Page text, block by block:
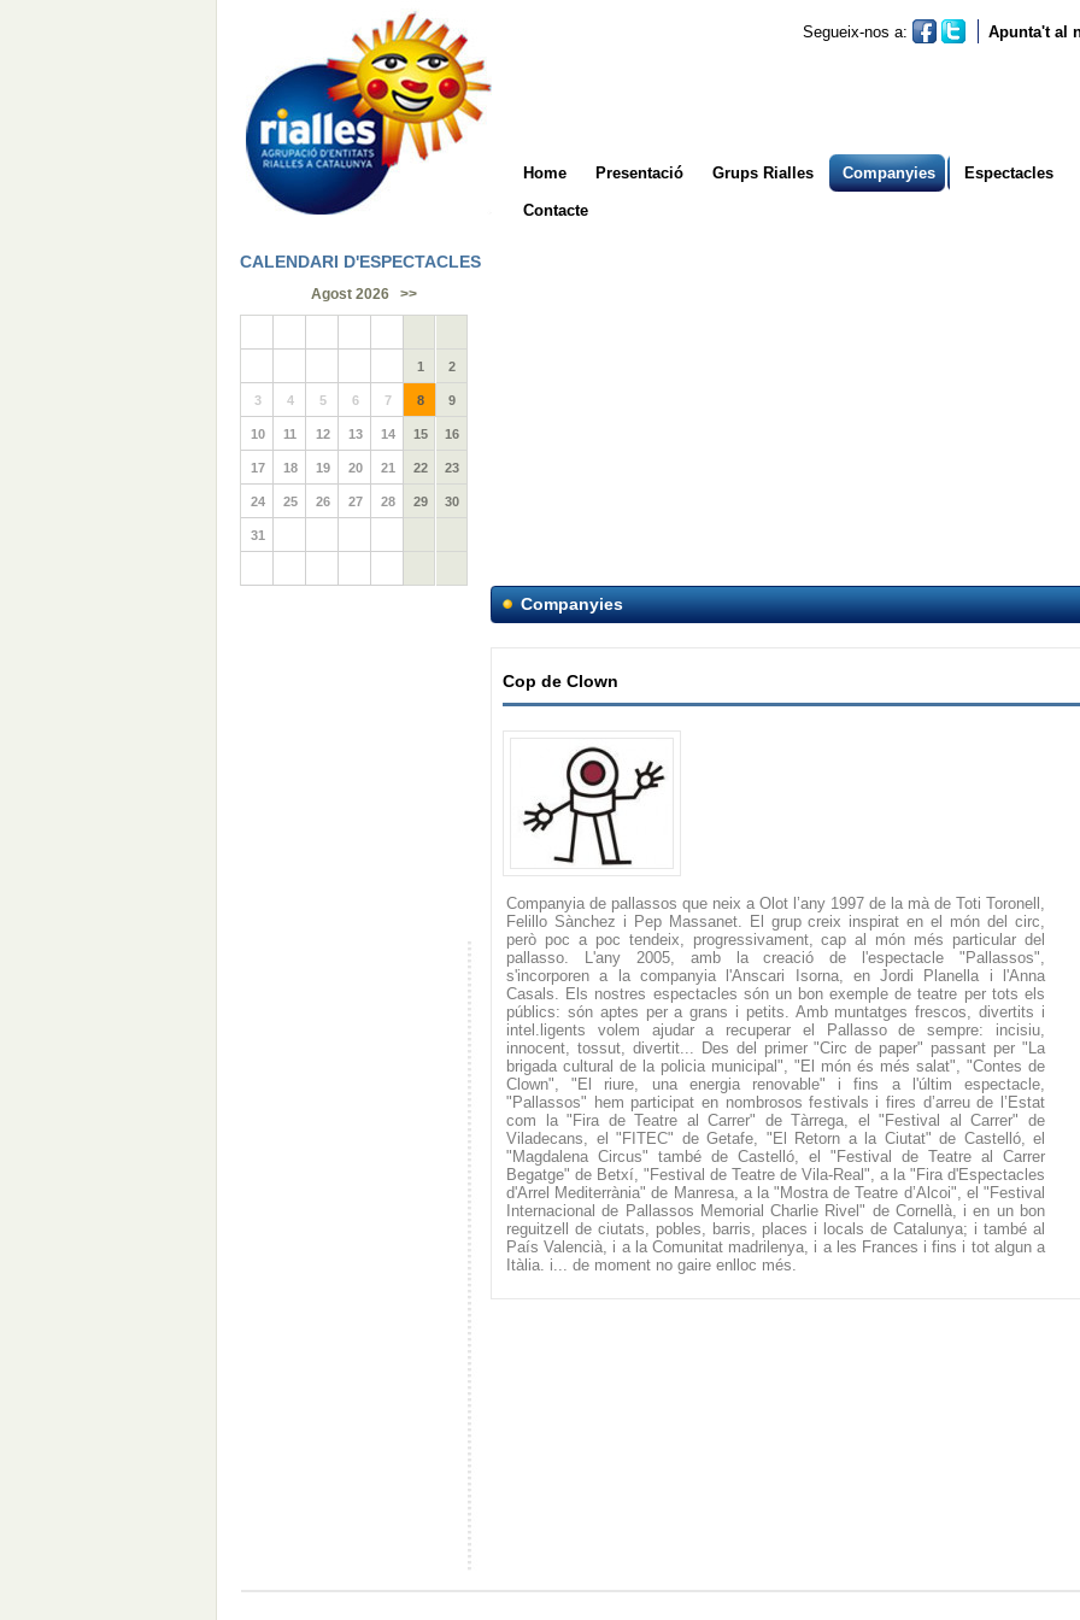
Segueix-nos a: Apunta't al
Home Presentació Grups Rialles Companyies Espectacles
Contacte
CALENDARI D'ESPECTACLES
Agost 2026 >>
1 2
3 4 5 6 7 8 9
10 11 12 13 14 15 16
17 18 19 20 21 22 23
24 25 26 27 28 29 30
31
Companyies
Cop de Clown
Companyia de pallassos que neix a Olot l’any 1997 de la mà de Toti Toronell,
Felillo Sànchez i Pep Massanet. El grup creix inspirat en el món del circ,
però poc a poc tendeix, progressivament, cap al món més particular del
pallasso. L'any 2005, amb la creació de l'espectacle "Pallassos",
s'incorporen a la companyia l'Anscari Isorna, en Jordi Planella i l'Anna
Casals. Els nostres espectacles són un bon exemple de teatre per tots els
públics: són aptes per a grans i petits. Amb muntatges frescos, divertits i
intel.ligents volem ajudar a recuperar el Pallasso de sempre: incisiu,
innocent, tossut, divertit... Des del primer "Circ de paper" passant per "La
brigada cultural de la policia municipal", "El món és més salat", "Contes de
Clown", "El riure, una energia renovable" i fins a l'últim espectacle,
"Pallassos" hem participat en nombrosos festivals i fires d’arreu de l’Estat
com la "Fira de Teatre al Carrer" de Tàrrega, el "Festival al Carrer" de
Viladecans, el "FITEC" de Getafe, "El Retorn a la Ciutat" de Castelló, el
"Magdalena Circus" també de Castelló, el "Festival de Teatre al Carrer
Begatge" de Betxí, "Festival de Teatre de Vila-Real", a la "Fira d'Espectacles
d'Arrel Mediterrània" de Manresa, a la "Mostra de Teatre d’Alcoi", el "Festival
Internacional de Pallassos Memorial Charlie Rivel" de Cornellà, i en un bon
reguitzell de ciutats, pobles, barris, places i locals de Catalunya; i també al
País Valencià, i a la Comunitat madrilenya, i a les Frances i fins i tot algun a
Itàlia. i... de moment no gaire enlloc més.